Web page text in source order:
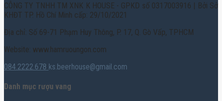
CÔNG TY TNHH TM XNK K HOUSE - GPKD số 0317003916 | Bởi Sở
KHĐT TP. Hồ Chí Minh cấp: 29/10/2021
Địa chỉ: Số 69-71 Phạm Huy Thông, P. 17, Q. Gò Vấp, TPHCM
Website: www.hamruoungon.com
084.2222.678 ks.beerhouse@gmail.com
Danh mục rượu vang